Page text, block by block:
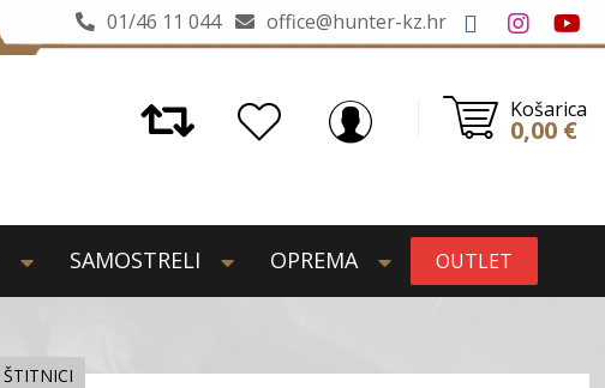
office@hunter-kz.hr
01/46 11 044
Košarica
0,00 €
SAMOSTRELI OPREMA OUTLET
ŠTITNICI